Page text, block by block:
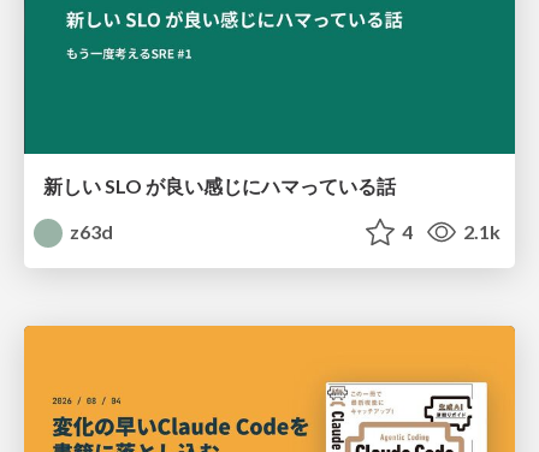
新しい SLO が良い感じにハマっている話
z63d
4 2.1k